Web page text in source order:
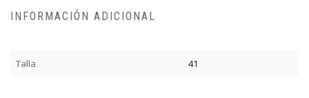
INFORMACIÓN ADICIONAL
Talla 41